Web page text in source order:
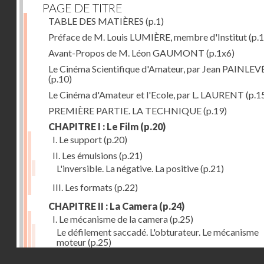
PAGE DE TITRE
TABLE DES MATIÈRES (p.1)
Préface de M. Louis LUMIÈRE, membre d'Institut
Avant-Propos de M. Léon GAUMONT (p.1x6)
Le Cinéma Scientifique d'Amateur, par Jean
(p.10)
Le Cinéma d'Amateur et l'Ecole, par L. LAURENT
PREMIÈRE PARTIE. LA TECHNIQUE(p.19)
CHAPITRE I : Le Film (p.20)
I. Le support(p.20)
II. Les émulsions (p.21)
L'inversible. La négative. La positive(p.21)
III. Les formats (p.22)
CHAPITRE II : La Camera (p.24)
I. Le mécanisme de la camera(p.25)
Le défilement saccadé. L'obturateur. Le mécanisme
moteur(p.25)